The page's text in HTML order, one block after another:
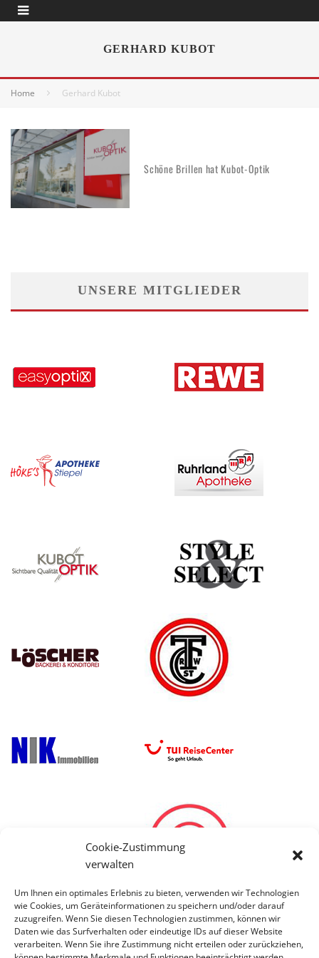
Cookie-Zustimmung
verwalten
Um Ihnen ein optimales Erlebnis zu bieten, verwenden wir Technologien
wie Cookies, um Geräteinformationen zu speichern und/oder darauf
zuzugreifen. Wenn Sie diesen Technologien zustimmen, können wir
Daten wie das Surfverhalten oder eindeutige IDs auf dieser Website
verarbeiten. Wenn Sie ihre Zustimmung nicht erteilen oder zurückziehen,
GERHARD KUBOT
Home Gerhard Kubot
Schöne Brillen hat Kubot-Optik
UNSERE MITGLIEDER